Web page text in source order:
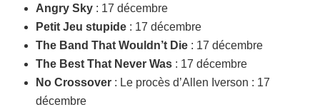
Angry Sky : 17 décembre
Petit Jeu stupide : 17 décembre
The Band That Wouldn’t Die : 17 décembre
The Best That Never Was : 17 décembre
No Crossover : Le procès d’Allen Iverson : 17
décembre